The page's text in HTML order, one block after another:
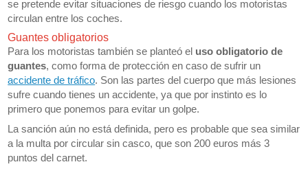
se pretende evitar situaciones de riesgo cuando los motoristas
circulan entre los coches.
Guantes obligatorios
Para los motoristas también se planteó el uso obligatorio de
guantes, como forma de protección en caso de sufrir un
accidente de tráfico. Son las partes del cuerpo que más lesiones
sufre cuando tienes un accidente, ya que por instinto es lo
primero que ponemos para evitar un golpe.
La sanción aún no está definida, pero es probable que sea similar
a la multa por circular sin casco, que son 200 euros más 3
puntos del carnet.